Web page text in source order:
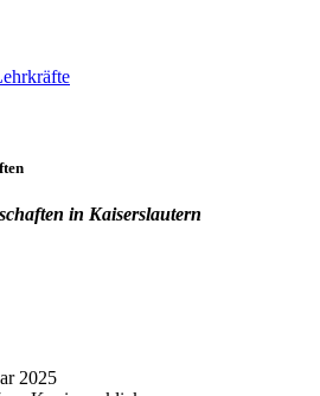
in Kaiserslautern
2025